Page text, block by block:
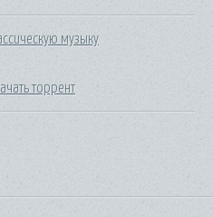
музыку
торрент